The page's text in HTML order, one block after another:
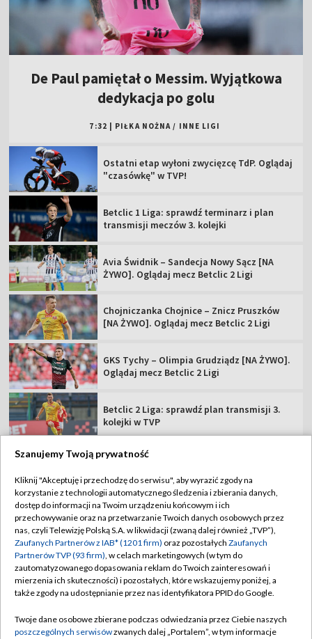
De Paul pamiętał o Messim. Wyjątkowa
dedykacja po golu
7:32 PIŁKA NOŻNA / INNE LIGI
Ostatni etap wyłoni zwycięzcę TdP. Oglądaj
"czasówkę" w TVP!
Betclic 1 Liga: sprawdź terminarz i plan
transmisji meczów 3. kolejki
Avia Świdnik – Sandecja Nowy Sącz [NA
ŻYWO]. Oglądaj mecz Betclic 2 Ligi
Chojniczanka Chojnice – Znicz Pruszków
[NA ŻYWO]. Oglądaj mecz Betclic 2 Ligi
GKS Tychy – Olimpia Grudziądz [NA ŻYWO].
Oglądaj mecz Betclic 2 Ligi
Betclic 2 Liga: sprawdź plan transmisji 3.
kolejki w TVP
TVP
Abonament TVP
Sklep TVP
Biuro Reklamy
Oferta Handlowa
Emisja w TVP
Regulamin TVP
Polityka prywatności
Moje zgody
Biuro reklamy
Szanujemy Twoją prywatność
Kliknij "Akceptuję i przechodzę do serwisu", aby wyrazić zgody na
korzystanie z technologii automatycznego śledzenia i zbierania danych,
dostęp do informacji na Twoim urządzeniu końcowym i ich
przechowywanie oraz na przetwarzanie Twoich danych osobowych przez
nas, czyli Telewizję Polską S.A. w likwidacji (zwaną dalej również „TVP”),
Zaufanych Partnerów z IAB* (1201 firm) oraz pozostałych Zaufanych
Partnerów TVP (93 firm), w celach marketingowych (w tym do
zautomatyzowanego dopasowania reklam do Twoich zainteresowań i
mierzenia ich skuteczności) i pozostałych, które wskazujemy poniżej, a
także zgody na udostępnianie przez nas identyfikatora PPID do Google.
Twoje dane osobowe zbierane podczas odwiedzania przez Ciebie naszych
poszczególnych serwisówzwanych dalej „Portalem”, w tym informacje